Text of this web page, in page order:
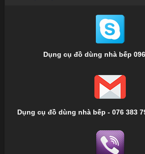
Dụng cụ đồ dùng nhà bếp
Dụng cụ đồ dùng nhà bếp - 076 383